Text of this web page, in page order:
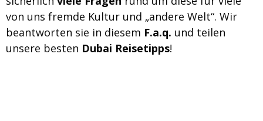
von uns fremde Kultur und „andere Welt“. Wir
beantworten sie in diesem F.a.q. und teilen
unsere besten Dubai Reisetipps!